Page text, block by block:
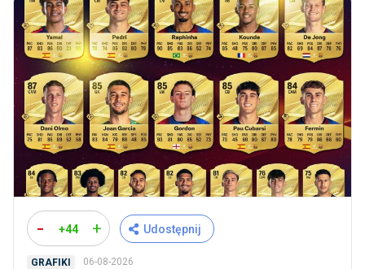
- +44 + Udostępnij
GRAFIKI 06-08-2026